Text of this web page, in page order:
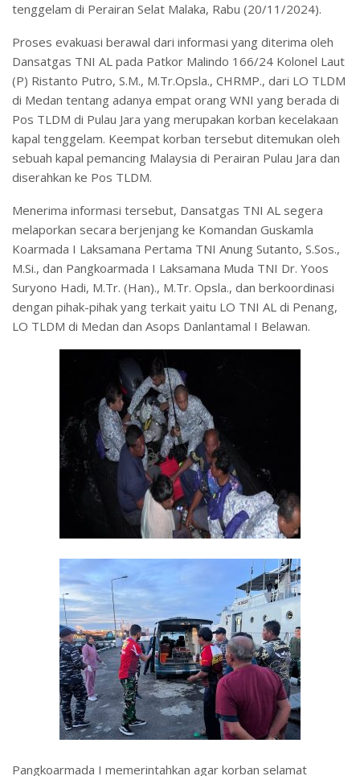
tenggelam di Perairan Selat Malaka, Rabu (20/11/2024).
Proses evakuasi berawal dari informasi yang diterima oleh
Dansatgas TNI AL pada Patkor Malindo 166/24 Kolonel Laut
(P) Ristanto Putro, S.M., M.Tr.Opsla., CHRMP., dari LO TLDM
di Medan tentang adanya empat orang WNI yang berada di
Pos TLDM di Pulau Jara yang merupakan korban kecelakaan
kapal tenggelam. Keempat korban tersebut ditemukan oleh
sebuah kapal pemancing Malaysia di Perairan Pulau Jara dan
diserahkan ke Pos TLDM.
Menerima informasi tersebut, Dansatgas TNI AL segera
melaporkan secara berjenjang ke Komandan Guskamla
Koarmada I Laksamana Pertama TNI Anung Sutanto, S.Sos.,
M.Si., dan Pangkoarmada I Laksamana Muda TNI Dr. Yoos
Suryono Hadi, M.Tr. (Han)., M.Tr. Opsla., dan berkoordinasi
dengan pihak-pihak yang terkait yaitu LO TNI AL di Penang,
LO TLDM di Medan dan Asops Danlantamal I Belawan.
Pangkoarmada I memerintahkan agar korban selamat